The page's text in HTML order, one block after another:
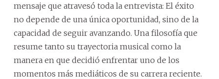
mensaje que atravesó toda la entrevista: El éxito
no depende de una única oportunidad, sino de la
capacidad de seguir avanzando. Una filosofía que
resume tanto su trayectoria musical como la
manera en que decidió enfrentar uno de los
momentos más mediáticos de su carrera reciente.